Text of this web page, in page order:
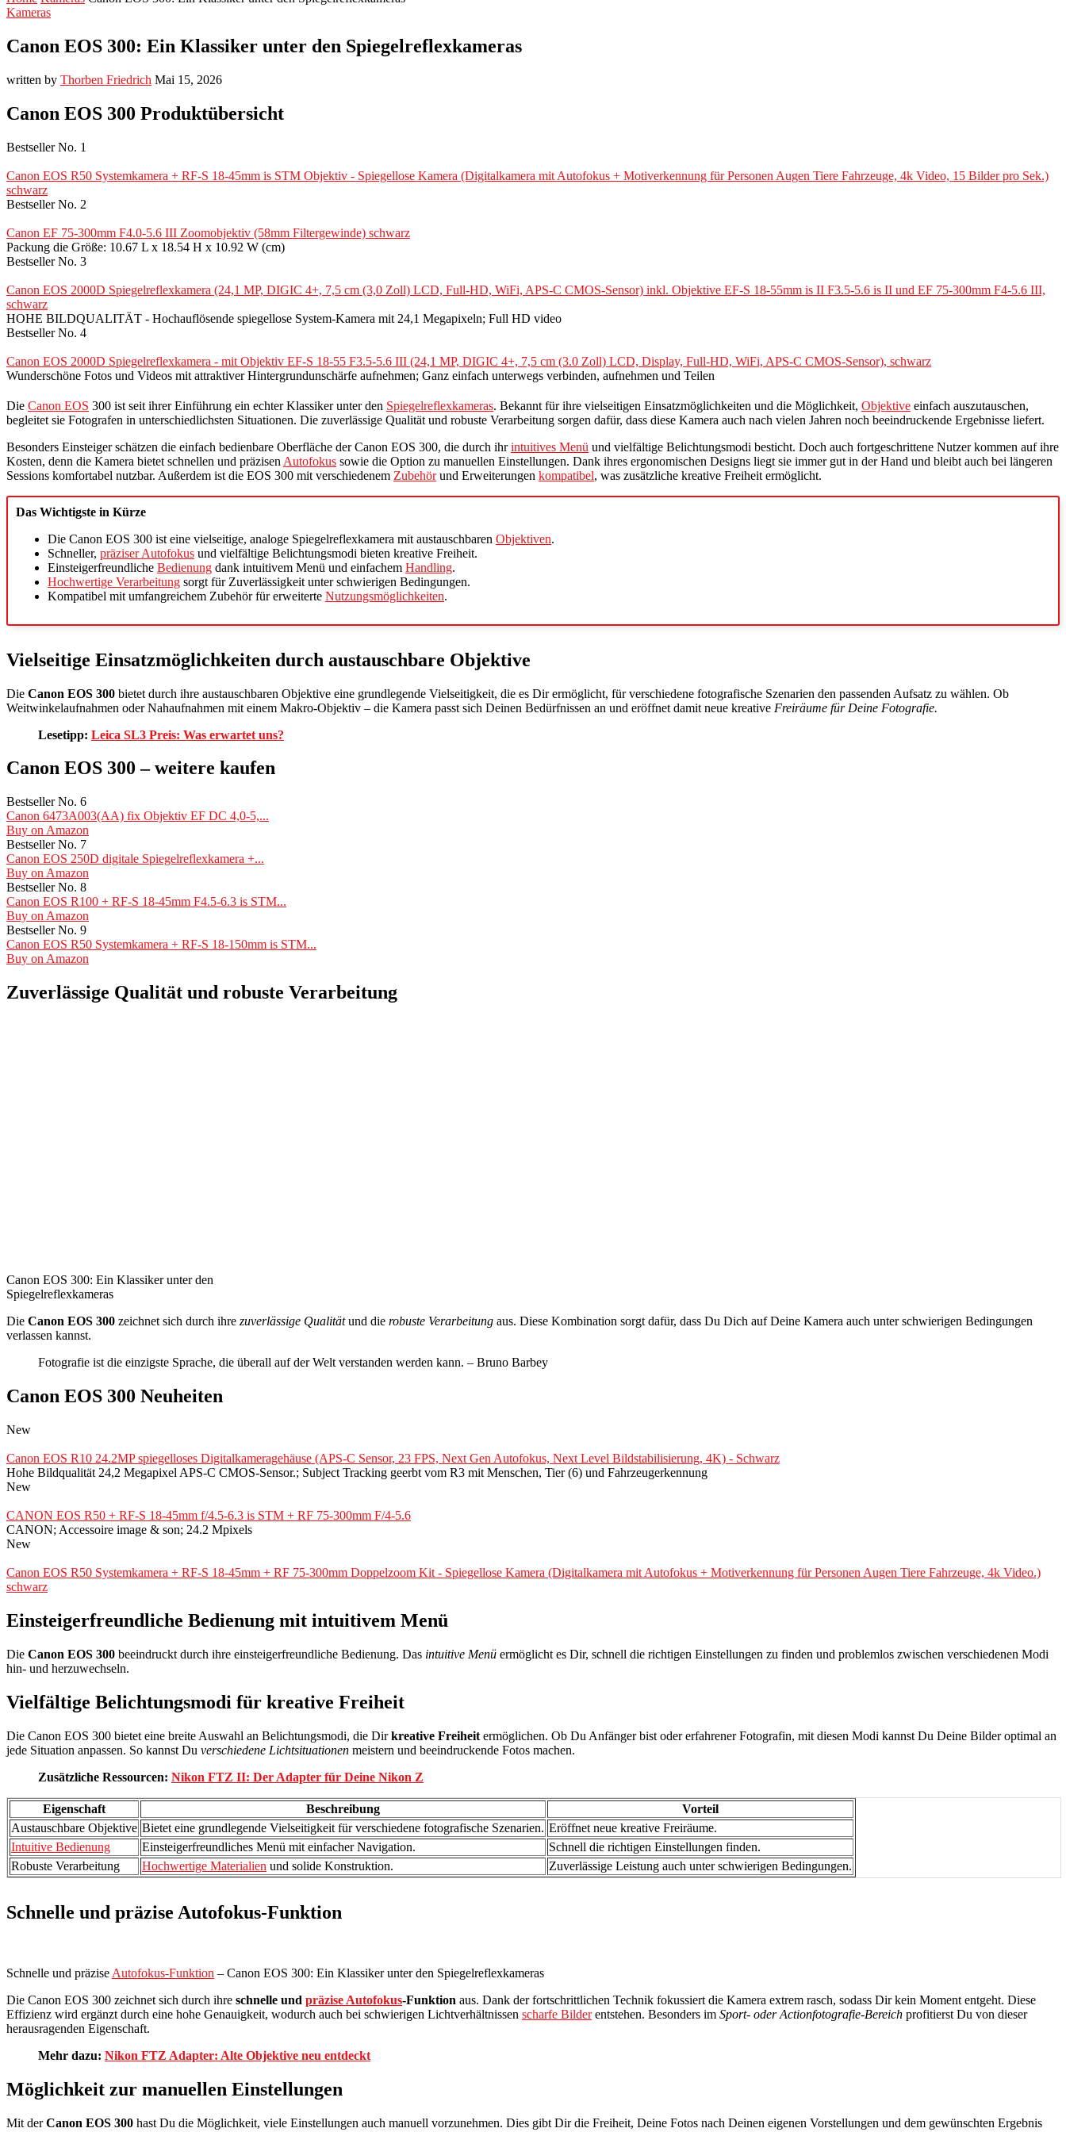
Kameras
Canon EOS 300: Ein Klassiker unter den Spiegelreflexkameras
written by Thorben Friedrich Mai 15, 2026
Canon EOS 300 Produktübersicht
Bestseller No. 1
Canon EOS R50 Systemkamera + RF-S 18-45mm is STM Objektiv - Spiegellose Kamera (Digitalkamera mit Autofokus + Motiverkennung für Personen Augen Tiere Fahrzeuge, 4k Video, 15 Bilder pro Sek.)
schwarz
Bestseller No. 2
Canon EF 75-300mm F4.0-5.6 III Zoomobjektiv (58mm Filtergewinde) schwarz
Packung die Größe: 10.67 L x 18.54 H x 10.92 W (cm)
Bestseller No. 3
Canon EOS 2000D Spiegelreflexkamera (24,1 MP, DIGIC 4+, 7,5 cm (3,0 Zoll) LCD, Full-HD, WiFi, APS-C CMOS-Sensor) inkl. Objektive EF-S 18-55mm is II F3.5-5.6 is II und EF 75-300mm F4-5.6 III,
schwarz
HOHE BILDQUALITÄT - Hochauflösende spiegellose System-Kamera mit 24,1 Megapixeln; Full HD video
Bestseller No. 4
Canon EOS 2000D Spiegelreflexkamera - mit Objektiv EF-S 18-55 F3.5-5.6 III (24,1 MP, DIGIC 4+, 7,5 cm (3.0 Zoll) LCD, Display, Full-HD, WiFi, APS-C CMOS-Sensor), schwarz
Wunderschöne Fotos und Videos mit attraktiver Hintergrundunschärfe aufnehmen; Ganz einfach unterwegs verbinden, aufnehmen und Teilen
Die Canon EOS 300 ist seit ihrer Einführung ein echter Klassiker unter den Spiegelreflexkameras. Bekannt für ihre vielseitigen Einsatzmöglichkeiten und die Möglichkeit, Objektive einfach auszutauschen,
begleitet sie Fotografen in unterschiedlichsten Situationen. Die zuverlässige Qualität und robuste Verarbeitung sorgen dafür, dass diese Kamera auch nach vielen Jahren noch beeindruckende Ergebnisse liefert.
Besonders Einsteiger schätzen die einfach bedienbare Oberfläche der Canon EOS 300, die durch ihrintuitives Menü und vielfältige Belichtungsmodi besticht. Doch auch fortgeschrittene Nutzer kommen auf ihre
Kosten, denn die Kamera bietet schnellen und präzisen Autofokus sowie die Option zu manuellen Einstellungen. Dank ihres ergonomischen Designs liegt sie immer gut in der Hand und bleibt auch bei längeren
Sessions komfortabel nutzbar. Außerdem ist die EOS 300 mit verschiedenem Zubehörund Erweiterungen kompatibel, was zusätzliche kreative Freiheit ermöglicht.
Das Wichtigste in Kürze
Die Canon EOS 300 ist eine vielseitige, analoge Spiegelreflexkamera mit austauschbaren Objektiven.
Schneller, präziser Autofokus und vielfältige Belichtungsmodi bieten kreative Freiheit.
Einsteigerfreundliche Bedienung dank intuitivem Menü und einfachem Handling.
Hochwertige Verarbeitung sorgt für Zuverlässigkeit unter schwierigen Bedingungen.
Kompatibel mit umfangreichem Zubehör für erweiterte Nutzungsmöglichkeiten.
Vielseitige Einsatzmöglichkeiten durch austauschbare Objektive
Die Canon EOS 300 bietet durch ihre austauschbaren Objektive eine grundlegende Vielseitigkeit, die es Dir ermöglicht, für verschiedene fotografische Szenarien den passenden Aufsatz zu wählen. Ob
Weitwinkelaufnahmen oder Nahaufnahmen mit einem Makro-Objektiv – die Kamera passt sich Deinen Bedürfnissen an und eröffnet damit neue kreative Freiräume für Deine Fotografie.
Lesetipp: Leica SL3 Preis: Was erwartet uns?
Canon EOS 300 – weitere kaufen
Bestseller No. 6
Canon 6473A003(AA) fix Objektiv EF DC 4,0-5,...
Buy on Amazon
Bestseller No. 7
Canon EOS 250D digitale Spiegelreflexkamera +...
Buy on Amazon
Bestseller No. 8
Canon EOS R100 + RF-S 18-45mm F4.5-6.3 is STM...
Buy on Amazon
Bestseller No. 9
Canon EOS R50 Systemkamera + RF-S 18-150mm is STM...
Buy on Amazon
Zuverlässige Qualität und robuste Verarbeitung
Canon EOS 300: Ein Klassiker unter den
Spiegelreflexkameras
Die Canon EOS 300 zeichnet sich durch ihre zuverlässige Qualitätund die robuste Verarbeitung aus. Diese Kombination sorgt dafür, dass Du Dich auf Deine Kamera auch unter schwierigen Bedingungen
verlassen kannst.
Fotografie ist die einzigste Sprache, die überall auf der Welt verstanden werden kann. – Bruno Barbey
Canon EOS 300 Neuheiten
New
Canon EOS R10 24.2MP spiegelloses Digitalkameragehäuse (APS-C Sensor, 23 FPS, Next Gen Autofokus, Next Level Bildstabilisierung, 4K) - Schwarz
Hohe Bildqualität 24,2 Megapixel APS-C CMOS-Sensor.; Subject Tracking geerbt vom R3 mit Menschen, Tier (6) und Fahrzeugerkennung
New
CANON EOS R50 + RF-S 18-45mm f/4.5-6.3 is STM + RF 75-300mm F/4-5.6
CANON; Accessoire image & son; 24.2 Mpixels
New
Canon EOS R50 Systemkamera + RF-S 18-45mm + RF 75-300mm Doppelzoom Kit - Spiegellose Kamera (Digitalkamera mit Autofokus + Motiverkennung für Personen Augen Tiere Fahrzeuge, 4k Video.)
schwarz
Einsteigerfreundliche Bedienung mit intuitivem Menü
Die Canon EOS 300 beeindruckt durch ihre einsteigerfreundliche Bedienung. Das intuitive Menü ermöglicht es Dir, schnell die richtigen Einstellungen zu finden und problemlos zwischen verschiedenen Modi
hin- und herzuwechseln.
Vielfältige Belichtungsmodi für kreative Freiheit
Die Canon EOS 300 bietet eine breite Auswahl an Belichtungsmodi, die Dirkreative Freiheit ermöglichen. Ob Du Anfänger bist oder erfahrener Fotografin, mit diesen Modi kannst Du Deine Bilder optimal an
jede Situation anpassen. So kannst Du verschiedene Lichtsituationen meistern und beeindruckende Fotos machen.
Zusätzliche Ressourcen: Nikon FTZ II: Der Adapter für Deine Nikon Z
Eigenschaft Beschreibung
Vorteil
Austauschbare Objektive Bietet eine grundlegende Vielseitigkeit für verschiedene fotografische Szenarien. Eröffnet neue kreative Freiräume.
Intuitive Bedienung
Einsteigerfreundliches Menü mit einfacher Navigation.
Schnell die richtigen Einstellungen finden.
Robuste Verarbeitung
Hochwertige Materialien und solide Konstruktion. Zuverlässige Leistung auch unter schwierigen Bedingungen.
Schnelle und präzise Autofokus-Funktion
Schnelle und präzise Autofokus-Funktion – Canon EOS 300: Ein Klassiker unter den Spiegelreflexkameras
Die Canon EOS 300 zeichnet sich durch ihre schnelle und präzise Autofokus-Funktion aus. Dank der fortschrittlichen Technik fokussiert die Kamera extrem rasch, sodass Dir kein Moment entgeht. Diese
Effizienz wird ergänzt durch eine hohe Genauigkeit, wodurch auch bei schwierigen Lichtverhältnissen scharfe Bilderentstehen. Besonders im Sport- oder Actionfotografie-Bereich profitierst Du von dieser
herausragenden Eigenschaft.
Mehr dazu: Nikon FTZ Adapter: Alte Objektive neu entdeckt
Möglichkeit zur manuellen Einstellungen
Mit derCanon EOS 300 hast Du die Möglichkeit, viele Einstellungen auch manuell vorzunehmen. Dies gibt Dir die Freiheit, Deine Fotos nach Deinen eigenen Vorstellungen und dem gewünschten Ergebnis